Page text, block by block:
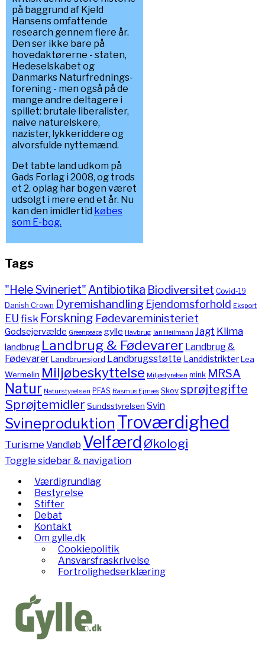
på baggrund af Kjeld
Hansens omfattende
research gennem flere år.
Den ser ikke bare på
hovedaktørerne - staten,
Hedeselskabet og
Danmarks Naturfrednings-
forening - men også på de
mange andre deltagere i
spillet: brutale liberalister,
naive naturelskere,
nazister, lykkeriddere og
alvorsfulde nyttemænd.
Det tabte land udkom på
Gads Forlag i 2008, og trods
et 2. oplag har bogen været
udsolgt i mere end et år. Nu
kan den imidlertid købes
som E-bog.
Tags
"Hele Svineriet" Antibiotika Biodiversitet Covid-19
Danish Crown Dyremishandling Ejendomsforhold Eksport
EUfisk Forskning Fødevareministeriet
Godsejervælde Greenpeace gylle Havbrug Ian Heilmann Jagt Klima
landbrug Landbrug & Fødevarer Landbrug &
FødevarerLandbrugsjord Landbrugsstøtte LanddistrikterLea
Wermelin Miljøbeskyttelse Miljøstyrelsen mink MRSA
Natur Naturstyrelsen PFAS Rasmus Ejrnæs Skov sprøjtegifte
Sprøjtemidler Sundsstyrelsen Svin
Svineproduktion Troværdighed
TurismeVandløb Velfærd Økologi
Toggle sidebar & navigation
Værdigrundlag
Bestyrelse
Stifter
Debat
Kontakt
Om gylle.dk
Cookiepolitik
Ansvarsfraskrivelse
Fortrolighedserklæring